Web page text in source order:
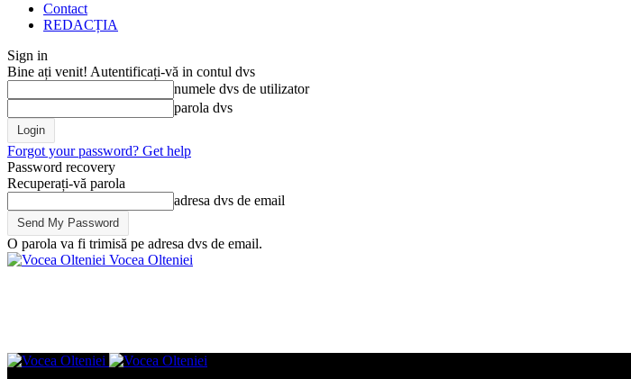
Contact
REDACȚIA
Sign in
Bine ați venit! Autentificați-vă in contul dvs
numele dvs de utilizator
parola dvs
Forgot your password? Get help
Password recovery
Recuperați-vă parola
adresa dvs de email
O parola va fi trimisă pe adresa dvs de email.
Vocea Olteniei